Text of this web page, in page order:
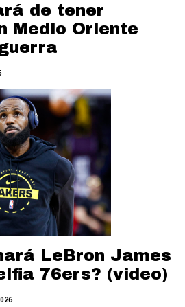
de tener
Medio Oriente
LeBron James
76ers? (video)